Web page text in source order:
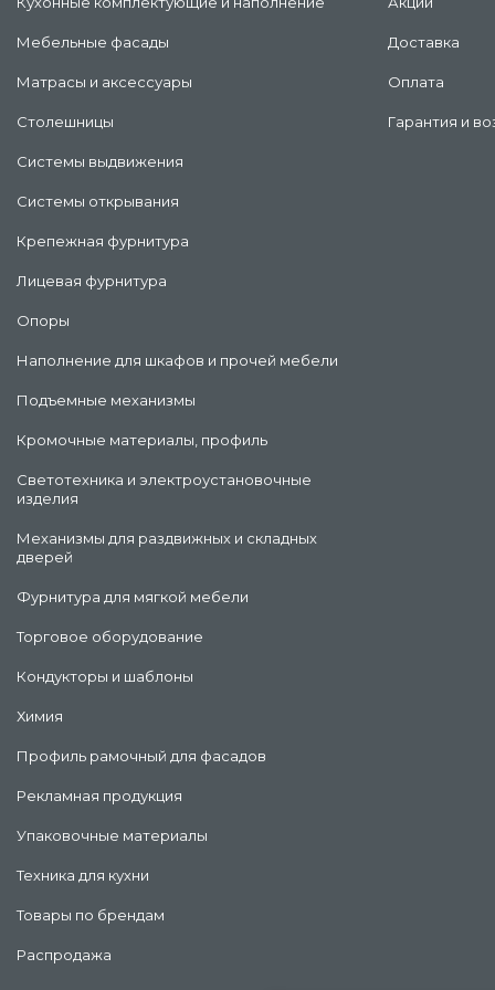
Мебельные фасады
Матрасы и аксессуары
Столешницы
Системы выдвижения
Системы открывания
Крепежная фурнитура
Лицевая фурнитура
Опоры
Наполнение для шкафов и прочей мебели
Подъемные механизмы
Кромочные материалы, профиль
Светотехника и электроустановочные
изделия
Механизмы для раздвижных и складных
дверей
Фурнитура для мягкой мебели
Торговое оборудование
Кондукторы и шаблоны
Химия
Профиль рамочный для фасадов
Рекламная продукция
Упаковочные материалы
Техника для кухни
Товары по брендам
Распродажа
Доставка
Оплата
Гарантия и